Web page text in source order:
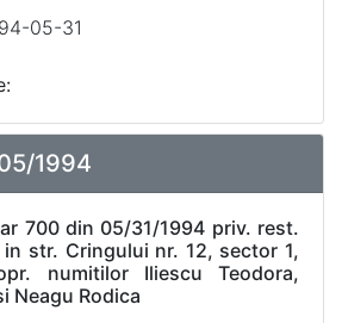
05-31
1994
700 din 05/31/1994 priv. rest.
str. Cringului nr. 12, sector 1,
numitilor Iliescu Teodora,
Neagu Rodica